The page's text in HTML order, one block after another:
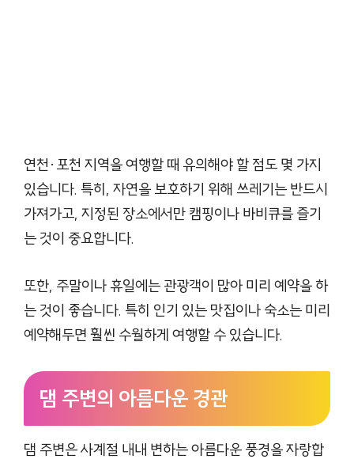
연천·포천 지역을 여행할 때 유의해야 할 점도 몇 가지
있습니다. 특히, 자연을 보호하기 위해 쓰레기는 반드시
가져가고, 지정된 장소에서만 캠핑이나 바비큐를 즐기
는 것이 중요합니다.
또한, 주말이나 휴일에는 관광객이 많아 미리 예약을 하
는 것이 좋습니다. 특히 인기 있는 맛집이나 숙소는 미리
예약해두면 훨씬 수월하게 여행할 수 있습니다.
댐 주변의 아름다운 경관
댐 주변은 사계절 내내 변하는 아름다운 풍경을 자랑합